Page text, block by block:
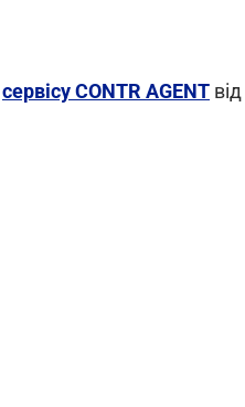
сервісу CONTR AGENT від